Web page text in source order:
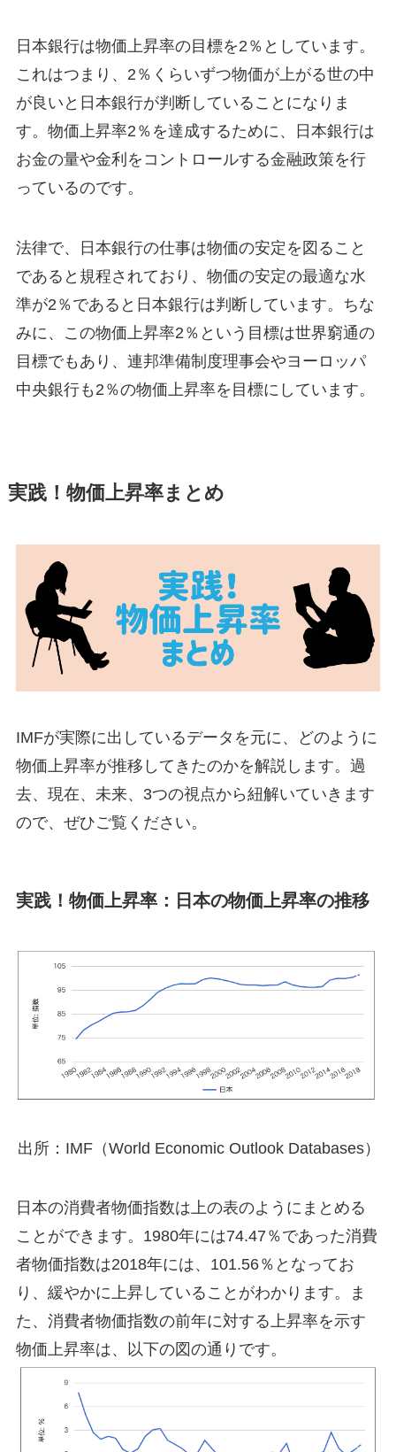
日本銀行は物価上昇率の目標を2％としています。
これはつまり、2％くらいずつ物価が上がる世の中
が良いと日本銀行が判断していることになりま
す。物価上昇率2％を達成するために、日本銀行は
お金の量や金利をコントロールする金融政策を行
っているのです。
法律で、日本銀行の仕事は物価の安定を図ること
であると規程されており、物価の安定の最適な水
準が2％であると日本銀行は判断しています。ちな
みに、この物価上昇率2％という目標は世界窮通の
目標でもあり、連邦準備制度理事会やヨーロッパ
中央銀行も2％の物価上昇率を目標にしています。
実践！物価上昇率まとめ
IMFが実際に出しているデータを元に、どのように
物価上昇率が推移してきたのかを解説します。過
去、現在、未来、3つの視点から紐解いていきます
ので、ぜひご覧ください。
実践！物価上昇率：日本の物価上昇率の推移
出所：IMF（World Economic Outlook Databases）
日本の消費者物価指数は上の表のようにまとめる
ことができます。1980年には74.47％であった消費
者物価指数は2018年には、101.56％となってお
り、緩やかに上昇していることがわかります。ま
た、消費者物価指数の前年に対する上昇率を示す
物価上昇率は、以下の図の通りです。